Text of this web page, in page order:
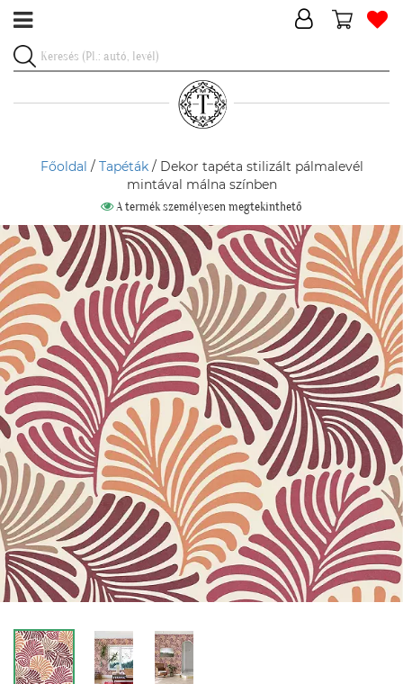
Főoldal / Tapéták/ Dekor tapéta stilizált pálmalevél
mintával málna színben
A termék személyesen megtekinthető